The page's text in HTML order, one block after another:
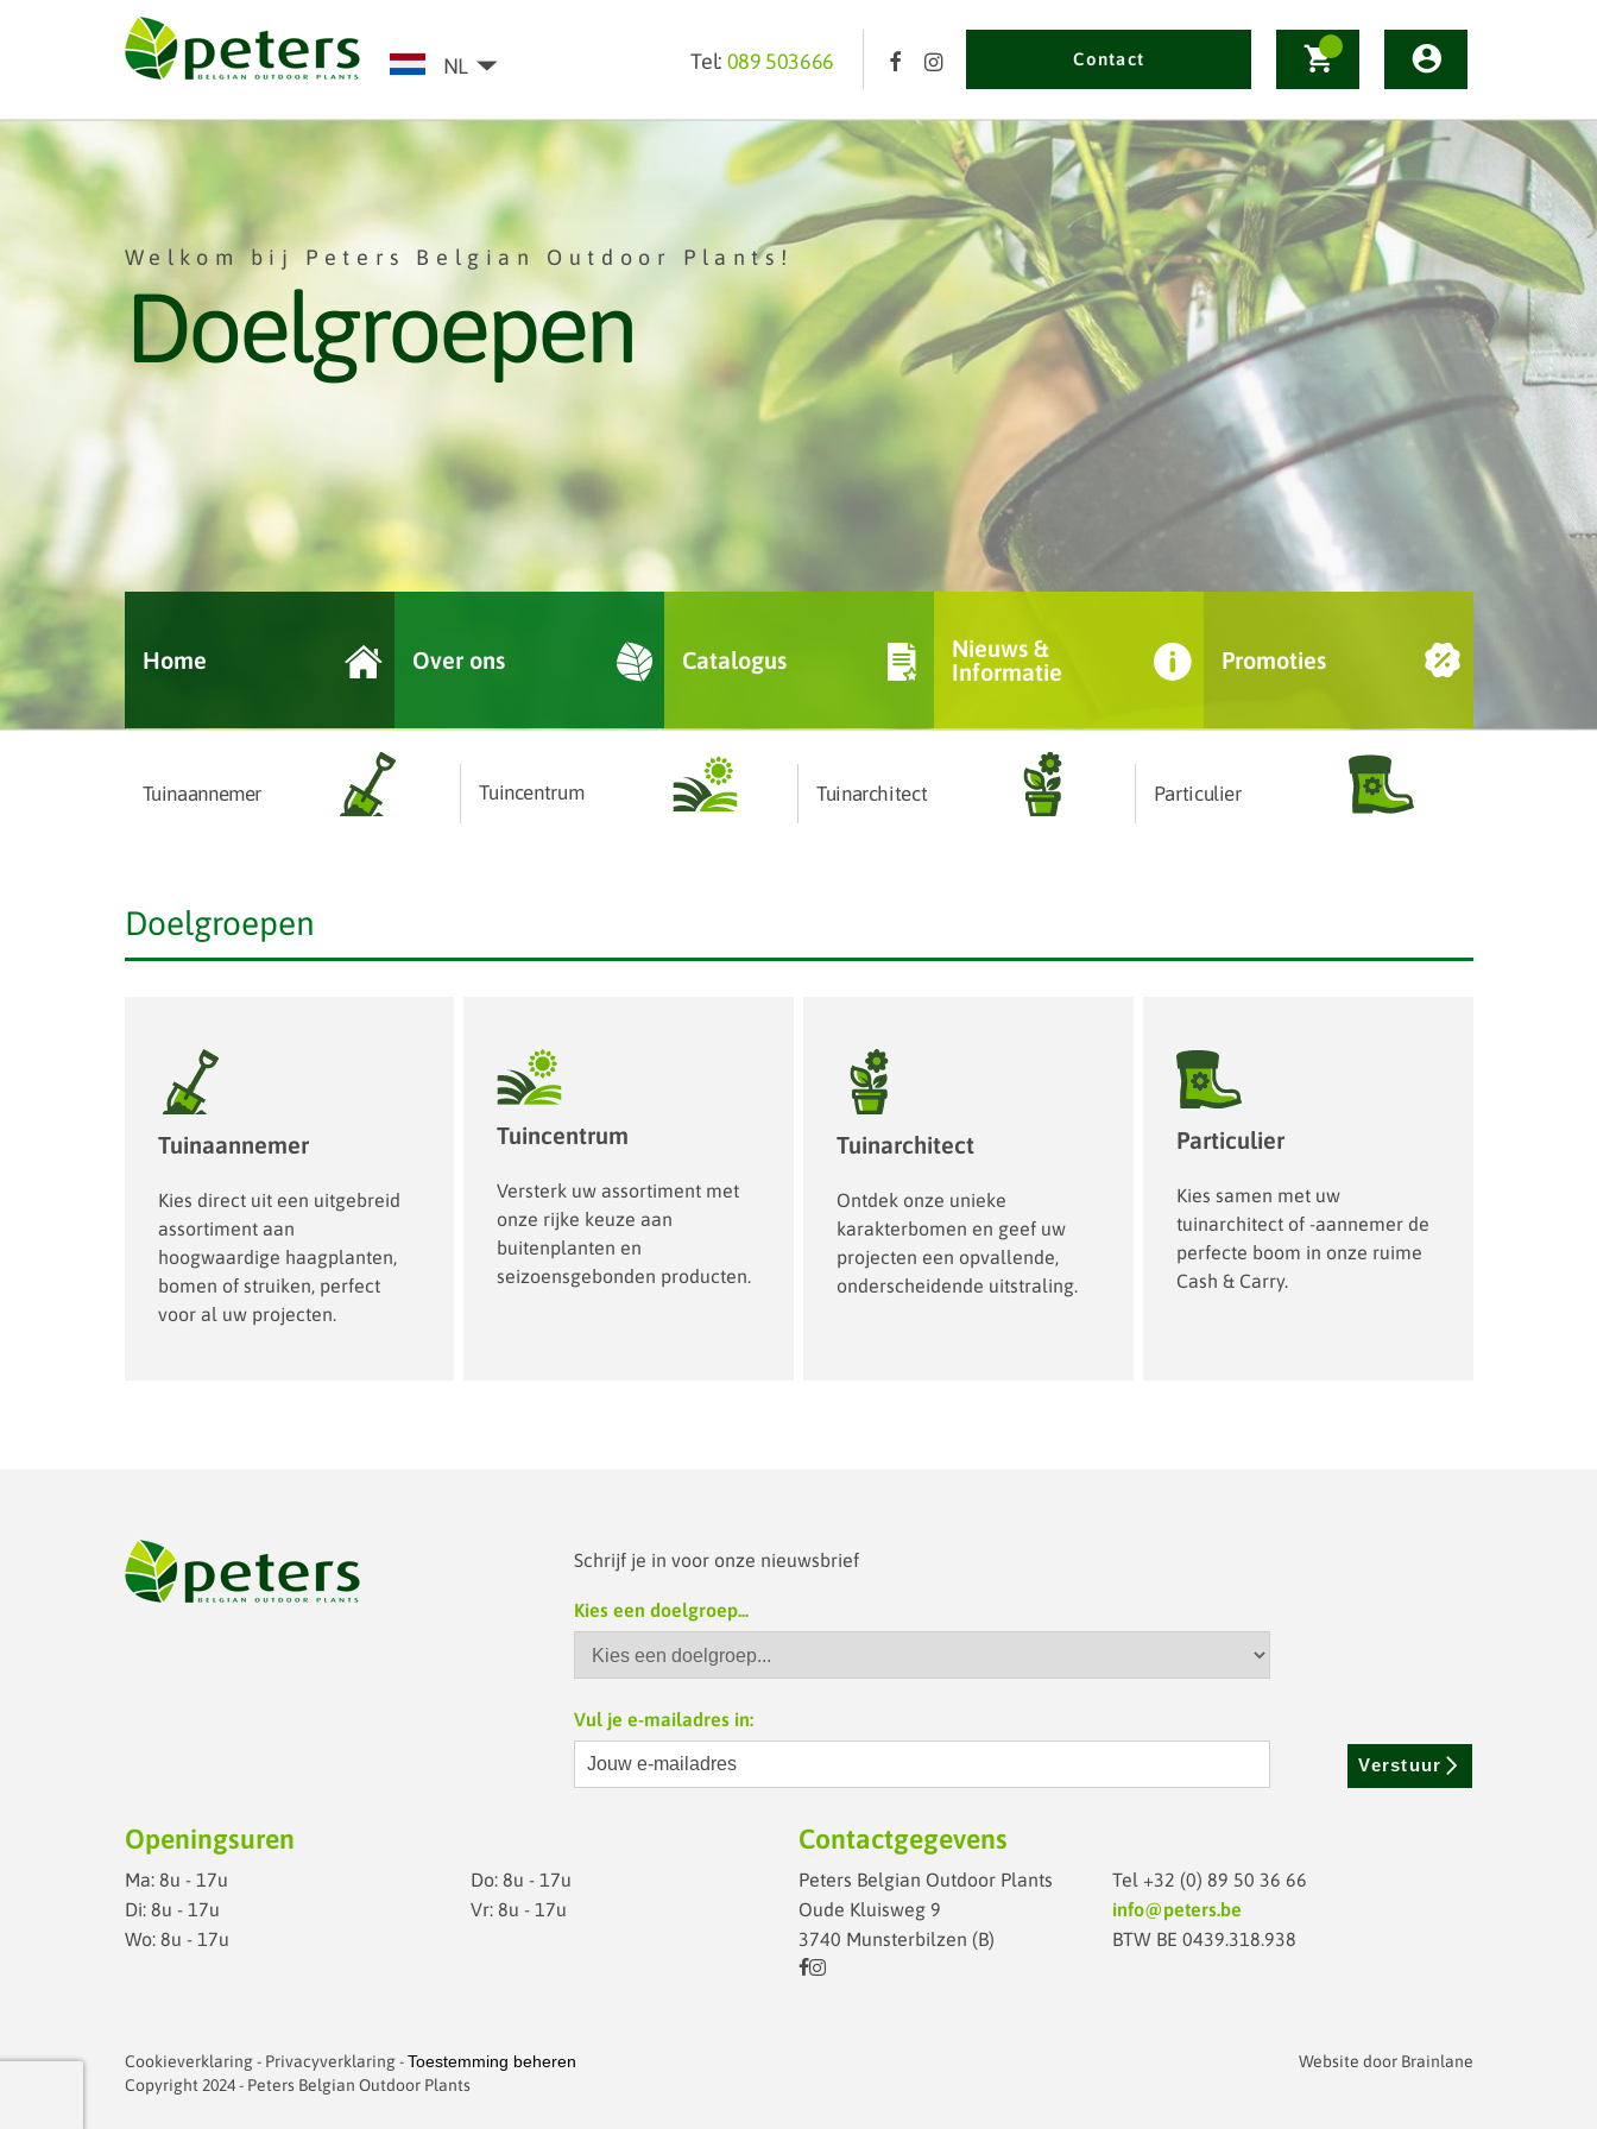
NL Tel: 089 503666 Contact
Welkom bij Peters Belgian Outdoor Plants!
Doelgroepen
Home Over ons Catalogus
Nieuws &
Informatie
Promoties
Tuinaannemer Tuincentrum Tuinarchitect Particulier
Doelgroepen
Tuinaannemer
Kies direct uit een uitgebreid
assortiment aan
hoogwaardige haagplanten,
bomen of struiken, perfect
voor al uw projecten.
Tuincentrum
Versterk uw assortiment met
onze rijke keuze aan
buitenplanten en
seizoensgebonden producten.
Tuinarchitect
Ontdek onze unieke
karakterbomen en geef uw
projecten een opvallende,
onderscheidende uitstraling.
Particulier
Kies samen met uw
tuinarchitect of -aannemer de
perfecte boom in onze ruime
Cash & Carry.
Schrijf je in voor onze nieuwsbrief
Kies een doelgroep...
Vul je e-mailadres in:
Verstuur
Openingsuren
Ma: 8u - 17u
Di: 8u - 17u
Wo: 8u - 17u
Do: 8u - 17u
Vr: 8u - 17u
Contactgegevens
Peters Belgian Outdoor Plants
Oude Kluisweg 9
3740 Munsterbilzen (B)
Tel +32 (0) 89 50 36 66
info@peters.be
BTW BE 0439.318.938
Cookieverklaring- Privacyverklaring-Toestemming beheren
Copyright 2024 - Peters Belgian Outdoor Plants
Website door Brainlane